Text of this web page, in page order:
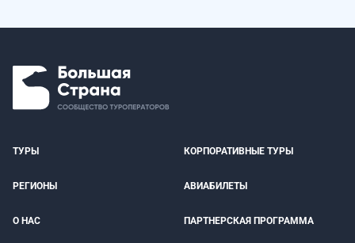
ТУРЫ КОРПОРАТИВНЫЕ ТУРЫ
РЕГИОНЫ АВИАБИЛЕТЫ
О НАС ПАРТНЕРСКАЯ ПРОГРАММА